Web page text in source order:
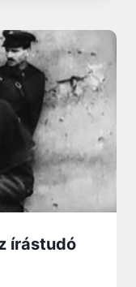
írástudó